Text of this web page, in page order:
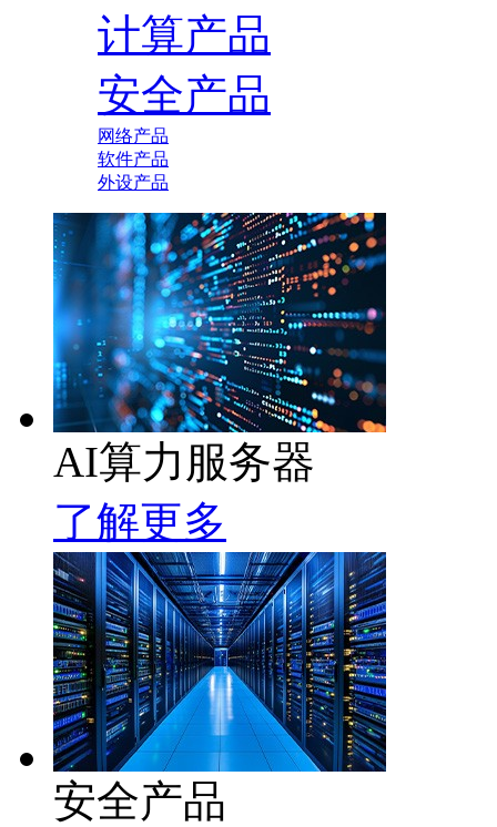
计算产品
安全产品
网络产品
软件产品
外设产品
AI算力服务器
了解更多
安全产品